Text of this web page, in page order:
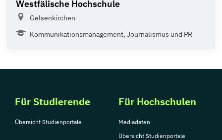
Westfälische Hochschule
Gelsenkirchen
Kommunikationsmanagement, Journalismus und PR
Für Studierende
Übersicht Studienportale
Für Hochschulen
Mediadaten
Übersicht Studienportale